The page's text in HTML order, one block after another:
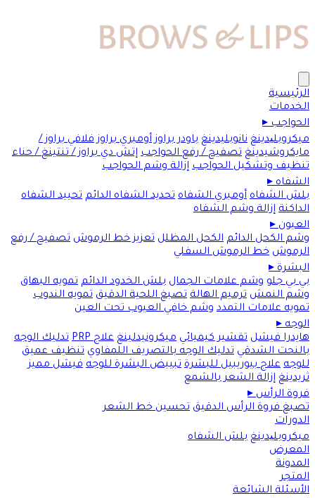
الرئيسية
الخدمات
الحواجب▸
ميكروبلیدينغ نانوبليدينغ باودر براوز أومبري براوز فلافي براوز /
مايكروشيدينغ تصفيح / رفع الحواجب إتش دي براوز / تنتينغ / حناء
تنظيف وتشكيل الحواجب إزالة وشم الحواجب
الشفاه▸
بلش الشفاه أومبري الشفاه تحديد الشفاه الدائم تحييد الشفاه
الداكنة إزالة وشم الشفاه
العيون▸
وشم الكحل الدائم الكحل المظلل تعزيز خط الرموش تصفيح / رفع
الرموش خط الرموش السفلي
البشرة▸
بي بي جلو وشم علامات الجمال بلش الخدود الدائم تمويه البهاق
وشم النمش ترميم الهالة تصبغ اللحية الدقيق تمويه الندوب
تمويه علامات التمدد وشم خافي العيوب تحت العين
الوجه▸
هايدرا فيشل تقشير كيميائي ميكرونيدلينغ علاج PRP
تدليك الوجه
بالنحت الشدقي تدليك الوجه بالتصريف اللمفاوي تنظيف عميق
للوجه علاج بيوريبيل للبشرة تبييض البشرة للوجه فيشل مميز
ثريدينغ إزالة الشعر بالشمع
فروة الرأس▸
تصبغ فروة الرأس الدقيق تحسين خط الشعر
الدورات
ميكروبلیدينغ بلش الشفاه
المعرض
المدونة
المتجر
الأسئلة الشائعة